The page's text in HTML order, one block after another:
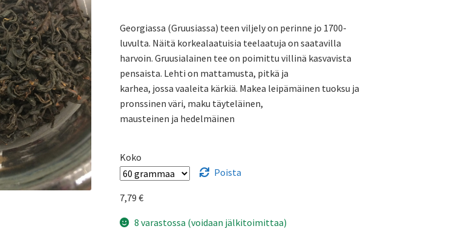
-
12,98 €
Georgiassa (Gruusiassa) teen viljely on perinne jo 1700-
luvulta. Näitä korkealaatuisia teelaatuja on saatavilla
harvoin. Gruusialainen tee on poimittu villinä kasvavista
pensaista. Lehti on mattamusta, pitkä ja
karhea, jossa vaaleita kärkiä. Makea leipämäinen tuoksu ja
pronssinen väri, maku täyteläinen,
mausteinen ja hedelmäinen
Koko
Poista
7,79 €
8 varastossa (voidaan jälkitoimittaa)